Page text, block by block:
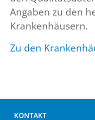
Angaben zu den
Krankenhäusern.
Zu den
KONTAKT